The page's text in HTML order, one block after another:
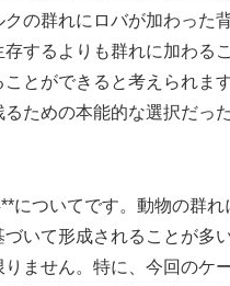
クの群れにロバが加わった
存するよりも群れに加わる
ことができると考えられま
るための本能的な選択だっ
についてです。動物の群れ
づいて形成されることが多
りません。特に、今回のケ